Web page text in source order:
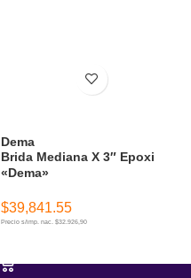
Brida Mediana X 3″ Epoxi
«Dema»
Dema
$39,841.55
Precio s/imp. nac. $32.926,90